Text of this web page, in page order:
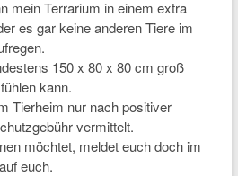
mein Terrarium in einem extra
es gar keine anderen Tiere im
150 x 80 x 80 cm groß
kann.
Tierheim nur nach positiver
vermittelt.
möchtet, meldet euch doch im
euch.